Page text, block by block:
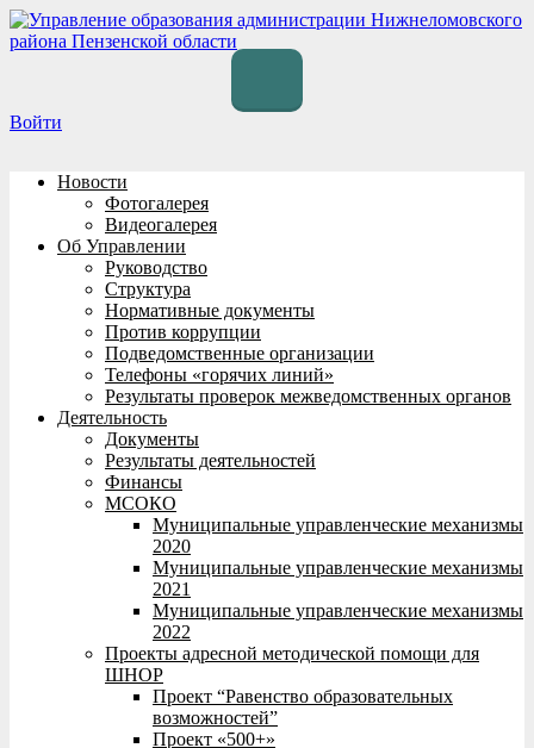
Перейти
к
Войти
Новости
Фотогалерея
Видеогалерея
Об Управлении
Руководство
Структура
Нормативные документы
Против коррупции
Подведомственные организации
Телефоны «горячих линий»
Результаты проверок межведомственных органов
Деятельность
Документы
Результаты деятельностей
Финансы
МСОКО
Муниципальные управленческие механизмы
2020
Муниципальные управленческие механизмы
2021
Муниципальные управленческие механизмы
2022
Проекты адресной методической помощи для
ШНОР
Проект “Равенство образовательных
возможностей”
Проект «500+»